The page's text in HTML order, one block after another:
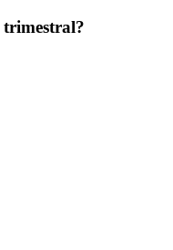
trimestral?